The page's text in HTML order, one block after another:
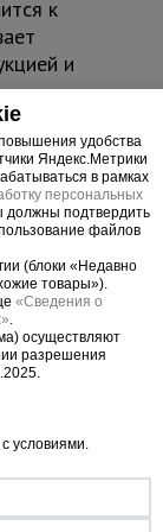
к
и
и
размер
от
ЛЭП,
- до
срок
удобства
Яндекс.Метрики
в рамках
персональных
должны подтвердить
файлов
(блоки «Недавно
товары»).
«Сведения о
осуществляют
разрешения
условиями.